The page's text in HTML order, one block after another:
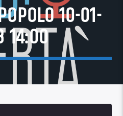
10-01-
14:00